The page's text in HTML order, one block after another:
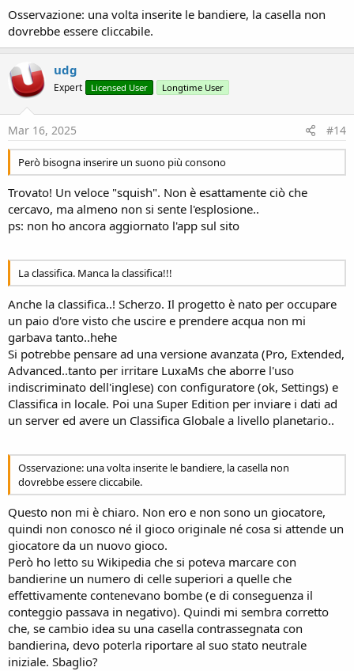
Osservazione: una volta inserite le bandiere, la casella non
dovrebbe essere cliccabile.
udg
Expert Licensed User Longtime User
Mar 16, 2025 #14
Però bisogna inserire un suono più consono
Trovato! Un veloce "squish". Non è esattamente ciò che
cercavo, ma almeno non si sente l'esplosione..
ps: non ho ancora aggiornato l'app sul sito
La classifica. Manca la classifica!!!
Anche la classifica..! Scherzo. Il progetto è nato per occupare
un paio d'ore visto che uscire e prendere acqua non mi
garbava tanto..hehe
Si potrebbe pensare ad una versione avanzata (Pro, Extended,
Advanced..tanto per irritare LuxaMs che aborre l'uso
indiscriminato dell'inglese) con configuratore (ok, Settings) e
Classifica in locale. Poi una Super Edition per inviare i dati ad
un server ed avere un Classifica Globale a livello planetario..
Osservazione: una volta inserite le bandiere, la casella non
dovrebbe essere cliccabile.
Questo non mi è chiaro. Non ero e non sono un giocatore,
quindi non conosco né il gioco originale né cosa si attende un
giocatore da un nuovo gioco.
Però ho letto su Wikipedia che si poteva marcare con
bandierine un numero di celle superiori a quelle che
effettivamente contenevano bombe (e di conseguenza il
conteggio passava in negativo). Quindi mi sembra corretto
che, se cambio idea su una casella contrassegnata con
bandierina, devo poterla riportare al suo stato neutrale
iniziale. Sbaglio?